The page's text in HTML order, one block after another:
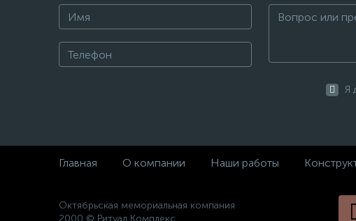
Я
Главная О компании Наши работы
Октябрьская мемориальная компания
2000 © Ритуал Комплекс